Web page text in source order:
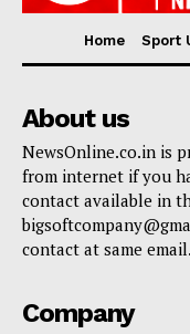
Home Sport
About us
NewsOnline.co.in is
from internet if you
contact available in
contact at same email.
Company